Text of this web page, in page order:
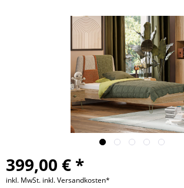
399,00 € *
inkl. MwSt. inkl. Versandkosten*